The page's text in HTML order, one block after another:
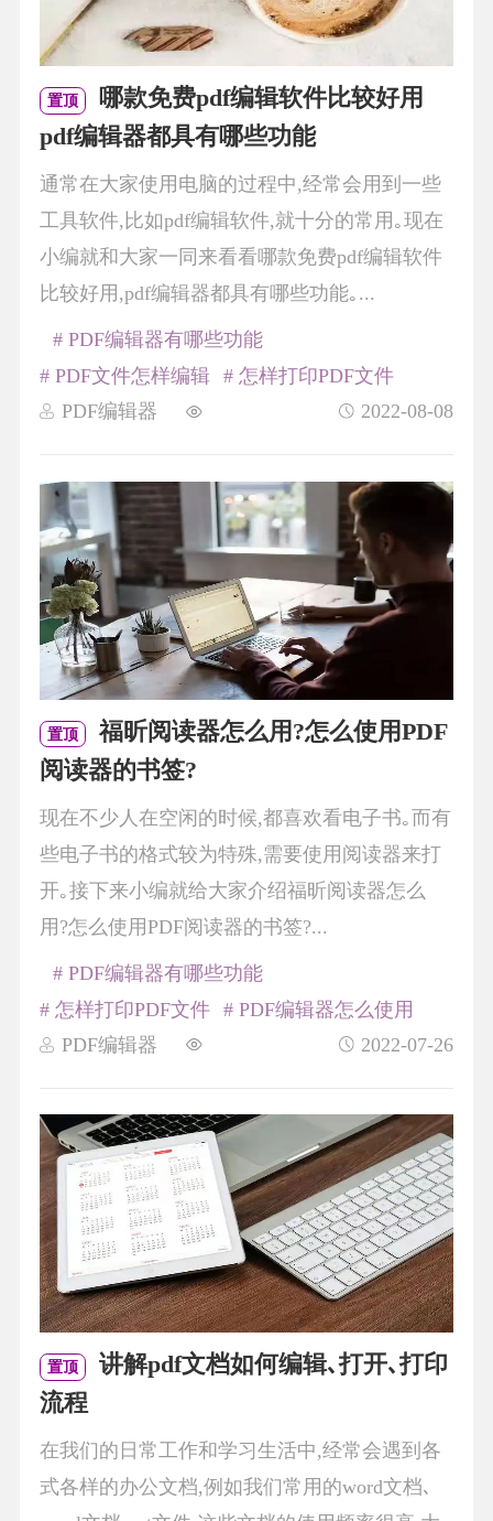
置顶
哪款免费pdf编辑软件比较好用
pdf编辑器都具有哪些功能
通常在大家使用电脑的过程中,经常会用到一些
工具软件,比如pdf编辑软件,就十分的常用｡现在
小编就和大家一同来看看哪款免费pdf编辑软件
比较好用,pdf编辑器都具有哪些功能｡...
PDF编辑器 2022-08-08
# PDF编辑器有哪些功能
# PDF文件怎样编辑
# 怎样打印PDF文件
置顶
福昕阅读器怎么用?怎么使用PDF
阅读器的书签?
现在不少人在空闲的时候,都喜欢看电子书｡而有
些电子书的格式较为特殊,需要使用阅读器来打
开｡接下来小编就给大家介绍福昕阅读器怎么
用?怎么使用PDF阅读器的书签?...
PDF编辑器 2022-07-26
# PDF编辑器有哪些功能
# 怎样打印PDF文件
# PDF编辑器怎么使用
置顶
讲解pdf文档如何编辑､打开､打印
流程
在我们的日常工作和学习生活中,经常会遇到各
式各样的办公文档,例如我们常用的word文档､